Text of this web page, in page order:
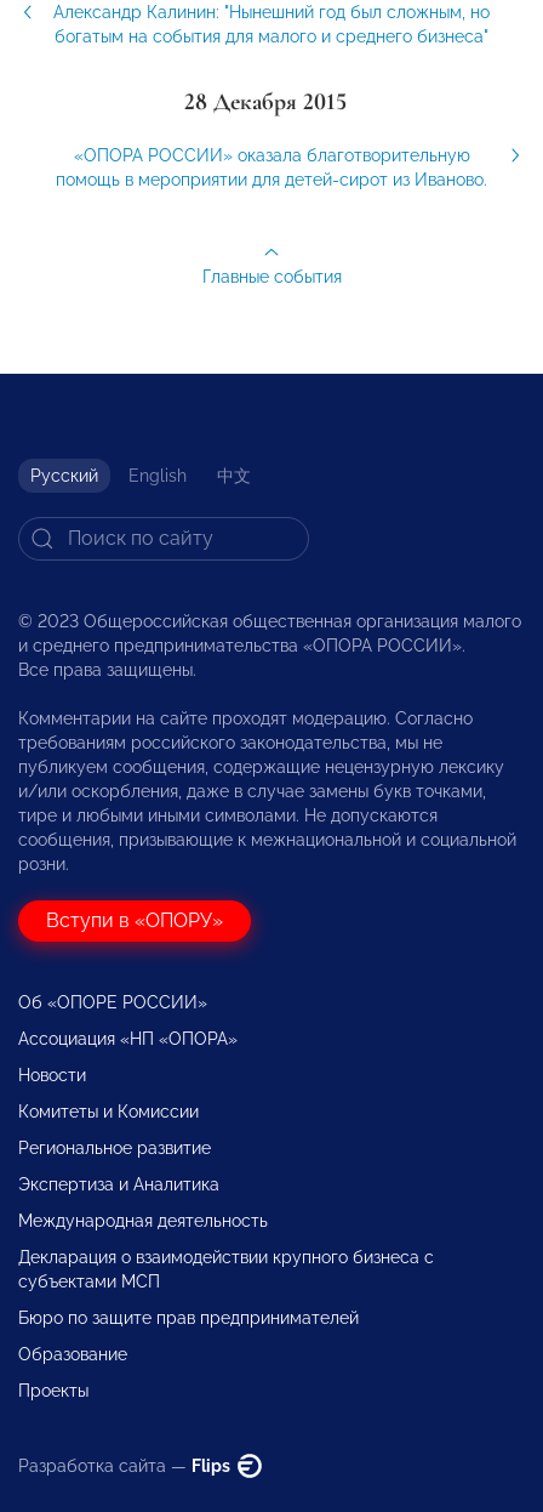
Александр Калинин: "Нынешний год был сложным, но
богатым на события для малого и среднего бизнеса"
28 Декабря 2015
«ОПОРА РОССИИ» оказала благотворительную
помощь в мероприятии для детей-сирот из Иваново.
Главные события
Русский English 中文
© 2023 Общероссийская общественная организация малого
и среднего предпринимательства «ОПОРА РОССИИ».
Все права защищены.
Комментарии на сайте проходят модерацию. Согласно
требованиям российского законодательства, мы не
публикуем сообщения, содержащие нецензурную лексику
и/или оскорбления, даже в случае замены букв точками,
тире и любыми иными символами. Не допускаются
сообщения, призывающие к межнациональной и социальной
розни.
Вступи в «ОПОРУ»
Об «ОПОРЕ РОССИИ»
Ассоциация «НП «ОПОРА»
Новости
Комитеты и Комиссии
Региональное развитие
Экспертиза и Аналитика
Международная деятельность
Декларация о взаимодействии крупного бизнеса с
субъектами МСП
Бюро по защите прав предпринимателей
Образование
Проекты
Разработка сайта — Flips